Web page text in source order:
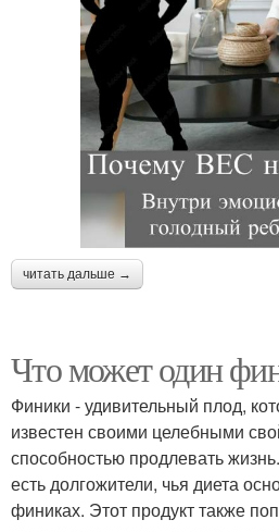
читать дальше →
Что может один
Финики - удивительный плод,
известен своими целебными
способностью продлевать
есть долгожители, чья диета
финиках. Этот продукт также